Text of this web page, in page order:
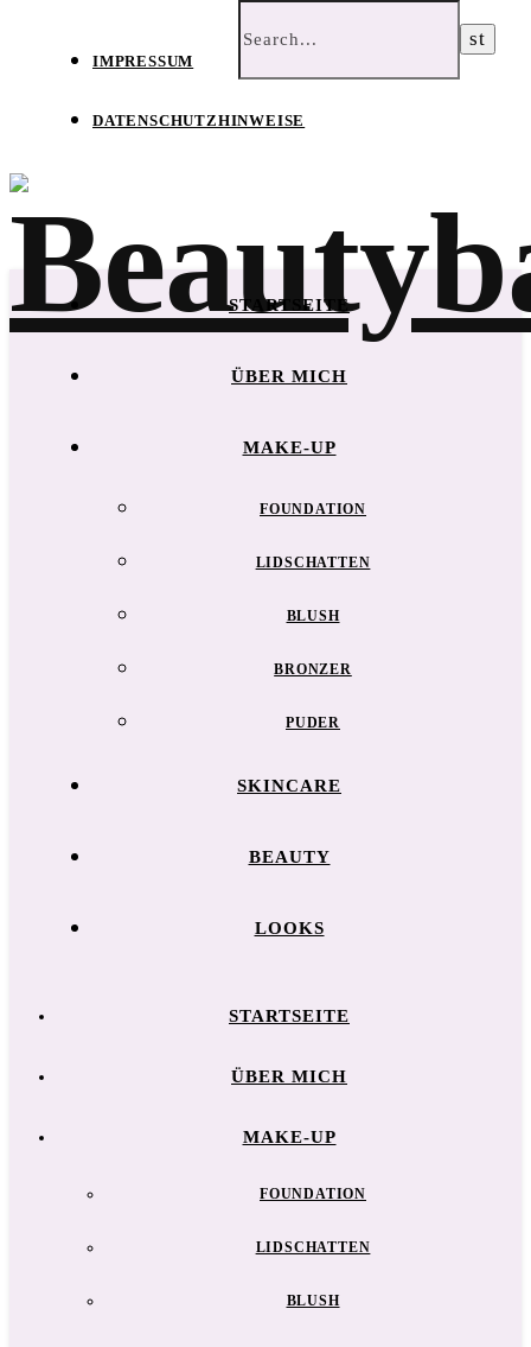
IMPRESSUM
DATENSCHUTZHINWEISE
STARTSEITE
ÜBER MICH
MAKE-UP
FOUNDATION
LIDSCHATTEN
BLUSH
BRONZER
PUDER
SKINCARE
BEAUTY
LOOKS
STARTSEITE
ÜBER MICH
MAKE-UP
FOUNDATION
LIDSCHATTEN
BLUSH